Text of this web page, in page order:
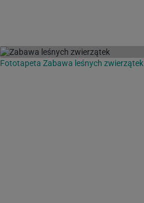
Fototapeta Zabawa leśnych zwierzątek